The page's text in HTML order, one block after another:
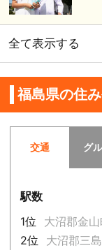
全て表示する
福島県の住
交通 グ
駅数
1位
大沼郡金
2位
大沼郡三